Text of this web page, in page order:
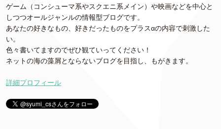
ゲーム（コンシューマ系やスクエニ系メイン）や映画などを中心と
しつつオールジャンルの情報型ブログです。
あなたの好きなもの、好きだったものをプラスαの内容で刺激した
い。
色々書いてますのでぜひ観ていってください！
ネットの海の藻屑とならないブログを目指し、もがきます。
詳細プロフィール